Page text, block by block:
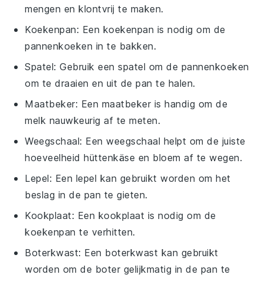
mengen en klontvrij te maken.
Koekenpan: Een koekenpan is nodig om de
pannenkoeken in te bakken.
Spatel: Gebruik een spatel om de pannenkoeken
om te draaien en uit de pan te halen.
Maatbeker: Een maatbeker is handig om de
melk nauwkeurig af te meten.
Weegschaal: Een weegschaal helpt om de juiste
hoeveelheid hüttenkäse en bloem af te wegen.
Lepel: Een lepel kan gebruikt worden om het
beslag in de pan te gieten.
Kookplaat: Een kookplaat is nodig om de
koekenpan te verhitten.
Boterkwast: Een boterkwast kan gebruikt
worden om de boter gelijkmatig in de pan te